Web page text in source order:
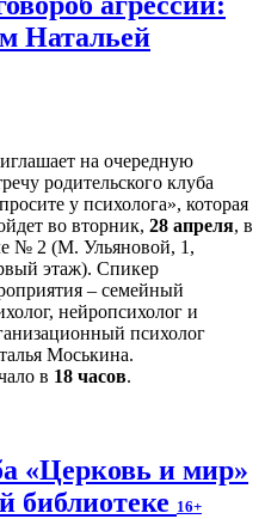
Натальей
на очередную
родительского клуба
у психолога», которая
во вторник, 28 апреля, в
№ 2 (М. Ульяновой, 1,
этаж). Спикер
– семейный
нейропсихолог и
психолог
Моськина.
в 18 часов.
«Церковь и мир»
библиотеке 16+